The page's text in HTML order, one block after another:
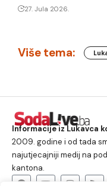
27. Jula 2026.
Više tema:
Informacije iz Lukavca
2009. godine i od tada
najutjecajniji medij na
kantona.